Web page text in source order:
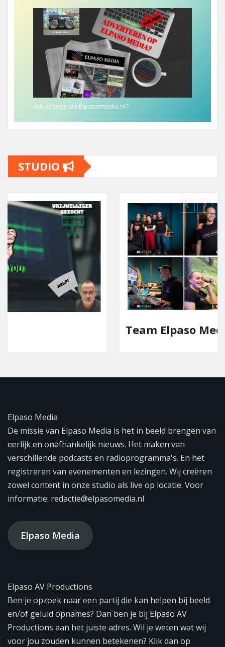
Adverteren op Elpasomedia.nl?
STUDIO
Elpaso Media
De missie van Elpaso Media is het in beeld brengen van
eerlijk en onafhankelijk nieuws. Het maken van
verschillende podcasts en radioprogramma's. En het
registreren van evenementen en lezingen. Wij creëren
zowel content in onze studio als live op locatie. Voor
informatie: redactie@elpasomedia.nl
Elpaso Media
Elpaso AV Productions
Ben je opzoek naar een partij die kan helpen bij beeld
en/of geluid opnames? Dan ben je bij Elpaso AV
Productions aan het juiste adres. Wil je weten wat wij
voor jou zouden kunnen betekenen? Klik dan op